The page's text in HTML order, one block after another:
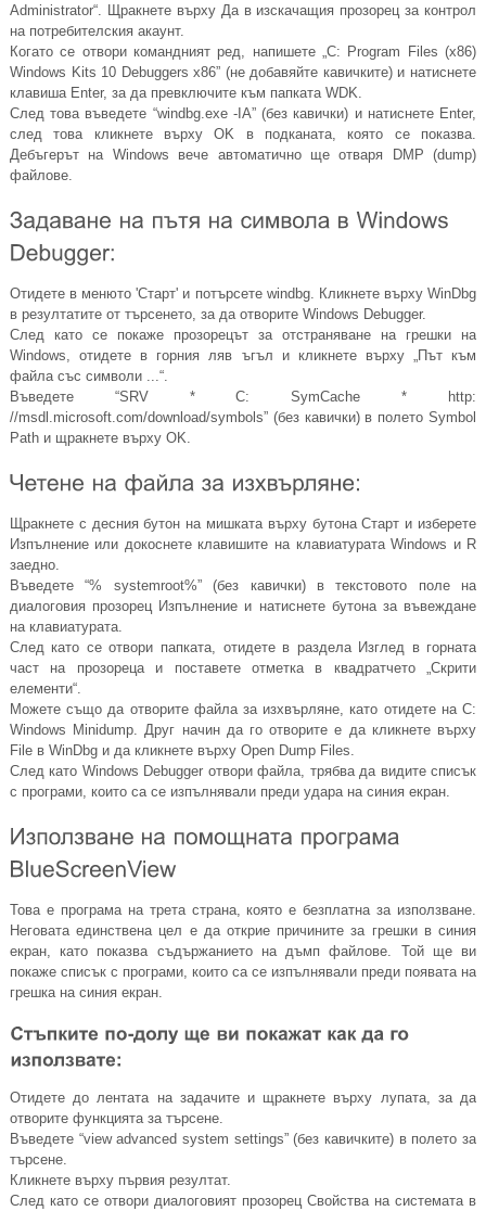
Administrator“. Щракнете върху Да в изскачащия прозорец за контрол
на потребителския акаунт.
Когато се отвори командният ред, напишете „C: Program Files (x86)
Windows Kits 10 Debuggers x86” (не добавяйте кавичките) и натиснете
клавиша Enter, за да превключите към папката WDK.
След това въведете “windbg.exe-IA” (без кавички) и натиснете Enter,
след това кликнете върху OK в подканата, която се показва.
Дебъгерът на Windows вече автоматично ще отваря DMP (dump)
файлове.
Отидете в менюто 'Старт' и потърсете windbg. Кликнете върху WinDbg
в резултатите от търсенето, за да отворите Windows Debugger.
След като се покаже прозорецът за отстраняване на грешки на
Windows, отидете в горния ляв ъгъл и кликнете върху „Път към
файла със символи ...“.
Въведете “SRV * C: SymCache * http:
//msdl.microsoft.com/download/symbols” (без кавички) в полето Symbol
Path и щракнете върху OK.
Щракнете с десния бутон на мишката върху бутона Старт и изберете
Изпълнение или докоснете клавишите на клавиатурата Windows и R
заедно.
Въведете “% systemroot%” (без кавички) в текстовото поле на
диалоговия прозорец Изпълнение и натиснете бутона за въвеждане
на клавиатурата.
След като се отвори папката, отидете в раздела Изглед в горната
част на прозореца и поставете отметка в квадратчето „Скрити
елементи“.
Можете също да отворите файла за изхвърляне, като отидете на C:
Windows Minidump. Друг начин да го отворите е да кликнете върху
File в WinDbg и да кликнете върху Open Dump Files.
След като Windows Debugger отвори файла, трябва да видите списък
с програми, които са се изпълнявали преди удара на синия екран.
Това е програма на трета страна, която е безплатна за използване.
Неговата единствена цел е да открие причините за грешки в синия
екран, като показва съдържанието на дъмп файлове. Той ще ви
покаже списък с програми, които са се изпълнявали преди появата на
грешка на синия екран.
Отидете до лентата на задачите и щракнете върху лупата, за да
отворите функцията за търсене.
Въведете “view advanced system settings” (без кавичките) в полето за
търсене.
Кликнете върху първия резултат.
След като се отвори диалоговият прозорец Свойства на системата в